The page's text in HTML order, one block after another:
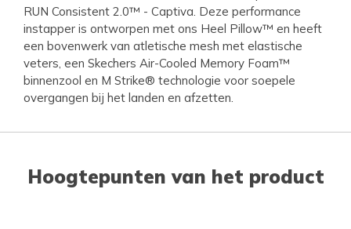
RUN Consistent 2.0™ - Captiva. Deze performance
instapper is ontworpen met ons Heel Pillow™ en heeft
een bovenwerk van atletische mesh met elastische
veters, een Skechers Air-Cooled Memory Foam™
binnenzool en M Strike® technologie voor soepele
overgangen bij het landen en afzetten.
Hoogtepunten van het product